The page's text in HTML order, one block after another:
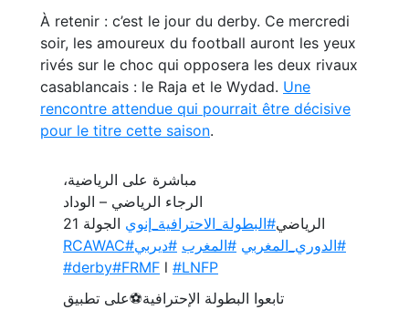
À retenir : c’est le jour du derby. Ce mercredi
soir, les amoureux du football auront les yeux
rivés sur le choc qui opposera les deux rivaux
casablancais : le Raja et le Wydad. Une
rencontre attendue qui pourrait être décisive
pour le titre cette saison.
مباشرة على الرياضية،
الرجاء الرياضي – الوداد
الرياضي#البطولة_الاحترافية_إنوي الجولة 21
#الدوري_المغربي #المغرب #ديربي#RCAWAC
#derby#FRMF l #LNFP
تابعوا البطولة الإحترافية⚽على تطبيق